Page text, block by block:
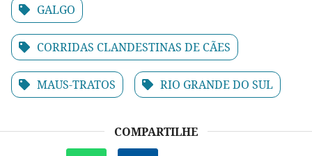
GALGO
CORRIDAS CLANDESTINAS DE CÃES
MAUS-TRATOS RIO GRANDE DO SUL
COMPARTILHE